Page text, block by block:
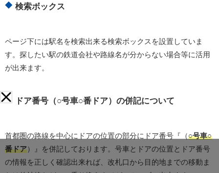
検索ボックス
ページ下には駅名を検索出来る検索ボックスを設置していま
す。探したい駅の鉄道会社や路線名が分からない場合等に活用
が出来ます。
ドア番号（○号車○番ドア）の併記について
首都圏の路線を中心にドアの位置の部分にドア番号『（○号車○
番ドア）』を併記しております。号車とドアの位置とドア番号
の情報を正しく確認出来れば、改札口から目的地までの移動ま